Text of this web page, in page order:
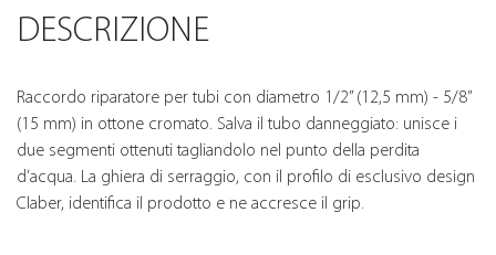
DESCRIZIONE
Raccordo riparatore per tubi con diametro 1/2” (12,5 mm) - 5/8”
(15 mm) in ottone cromato. Salva il tubo danneggiato: unisce i
due segmenti ottenuti tagliandolo nel punto della perdita
d’acqua. La ghiera di serraggio, con il profilo di esclusivo design
Claber, identifica il prodotto e ne accresce il grip.